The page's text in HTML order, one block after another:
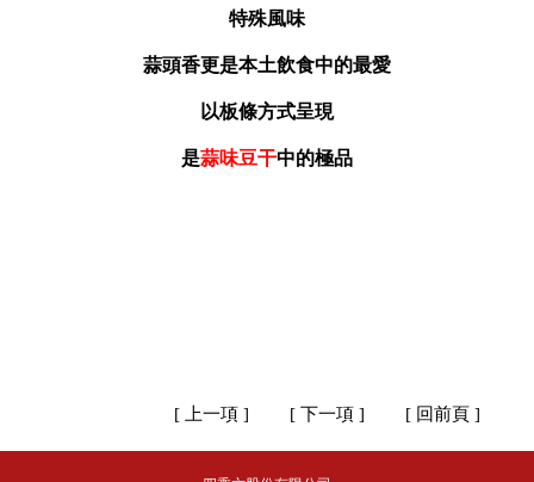
特殊風味
蒜頭香更是本土飲食中的最愛
以板條方式呈現
是蒜味豆干中的極品
[ 上一項 ] [ 下一項 ] [ 回前頁 ]